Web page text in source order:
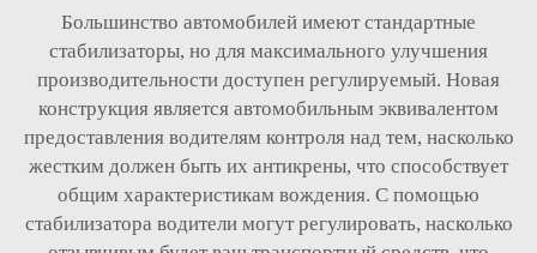
Большинство автомобилей имеют стандартные
стабилизаторы, но для максимального улучшения
производительности доступен регулируемый. Новая
конструкция является автомобильным эквивалентом
предоставления водителям контроля над тем, насколько
жестким должен быть их антикрены, что способствует
общим характеристикам вождения. С помощью
стабилизатора водители могут регулировать, насколько